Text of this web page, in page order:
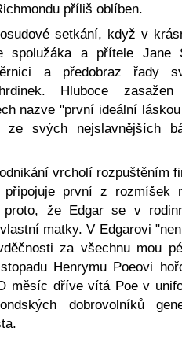
příliš oblíben.
setkání, když v
spolužáka a přítele Jane
a předobraz řady
Hluboce
nazve "první ideální
svých nejslavnějších
vrcholí rozpuštěním
první z rozmíšek
proto, že Edgar se v
matky. V Edgarovi
za všechnu mou
Henrymu Poeovi
měsíc dříve vítá Poe v
dobrovolníků